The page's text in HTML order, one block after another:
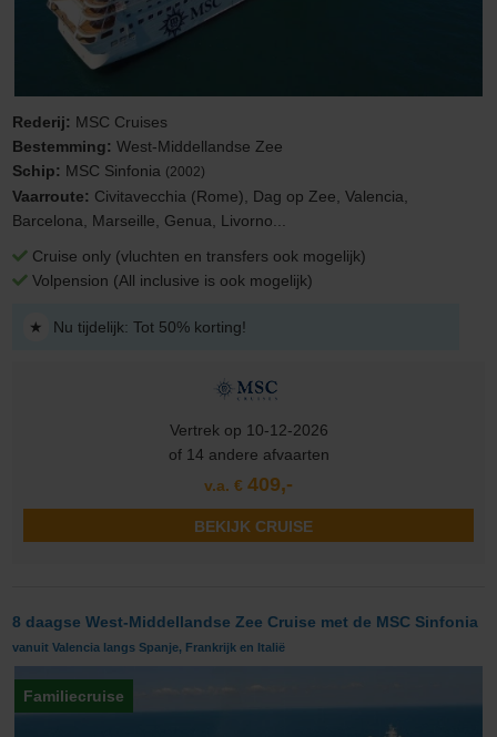
Rederij: MSC Cruises
Bestemming:West-Middellandse Zee
Schip: MSC Sinfonia (2002)
Vaarroute: Civitavecchia (Rome), Dag op Zee, Valencia,
Barcelona, Marseille, Genua, Livorno...
Cruise only (vluchten en transfers ook mogelijk)
Volpension (All inclusive is ook mogelijk)
★ Nu tijdelijk: Tot 50% korting!
Vertrek op 10-12-2026
of 14 andere afvaarten
v.a. € 409,-
BEKIJK CRUISE
8 daagse West-Middellandse Zee Cruise met de MSC Sinfonia
vanuit Valencia langs Spanje, Frankrijk en Italië
Familiecruise